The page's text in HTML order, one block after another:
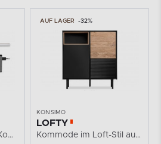
LED-Beleuchtung für Kommode, Regal und TV-Schrank
AUF LAGER -32%
KONSIMO
LOFTY
Kommode im Loft-Stil auf schwarzen Beinen